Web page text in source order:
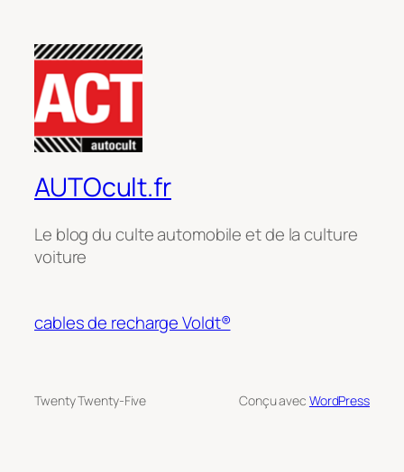
AUTOcult.fr
Le blog du culte automobile et de la culture
voiture
cables de recharge Voldt®
Twenty Twenty-Five Conçu avec WordPress